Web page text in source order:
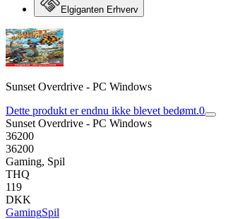
Elgiganten Erhverv
Sunset Overdrive - PC Windows
Dette produkt er endnu ikke blevet bedømt.0
Sunset Overdrive - PC Windows
36200
36200
Gaming, Spil
THQ
119
DKK
GamingSpil